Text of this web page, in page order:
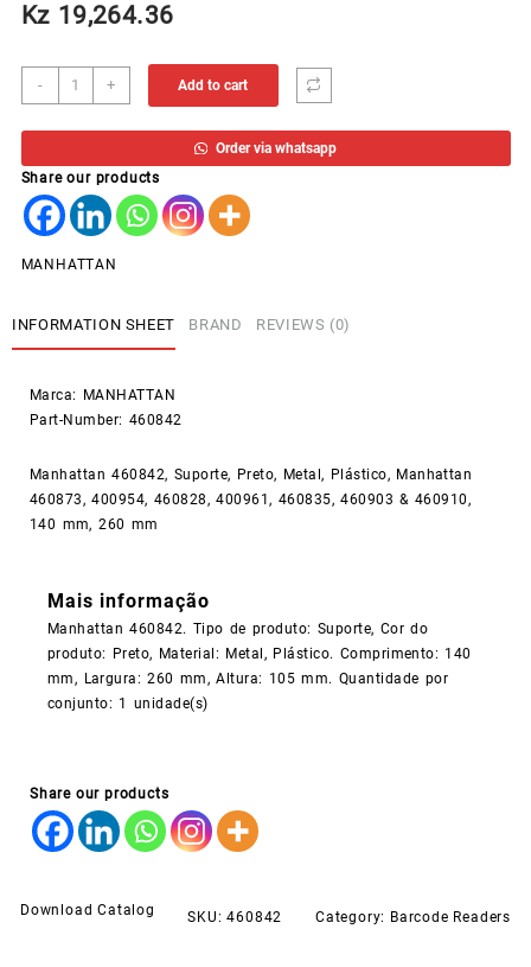
Kz19,264.36
-
SUPORTE
PARA
LEITOR
BARRA
MANHT.
quantity
+ Add to cart
Order via whatsapp
Share our products
MANHATTAN
INFORMATION SHEET BRAND REVIEWS (0)
Marca: MANHATTAN
Part-Number: 460842
Manhattan 460842, Suporte, Preto, Metal, Plástico, Manhattan
460873, 400954, 460828, 400961, 460835, 460903 & 460910,
140 mm, 260 mm
Mais informação
Manhattan 460842. Tipo de produto: Suporte, Cor do
produto: Preto, Material: Metal, Plástico. Comprimento: 140
mm, Largura: 260 mm, Altura: 105 mm. Quantidade por
conjunto: 1 unidade(s)
Share our products
Download Catalog SKU:460842 Category: Barcode Readers